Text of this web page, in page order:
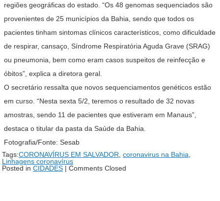
regiões geográficas do estado. “Os 48 genomas sequenciados são
provenientes de 25 municípios da Bahia, sendo que todos os
pacientes tinham sintomas clínicos característicos, como dificuldade
de respirar, cansaço, Síndrome Respiratória Aguda Grave (SRAG)
ou pneumonia, bem como eram casos suspeitos de reinfecção e
óbitos”, explica a diretora geral.
O secretário ressalta que novos sequenciamentos genéticos estão
em curso. “Nesta sexta 5/2, teremos o resultado de 32 novas
amostras, sendo 11 de pacientes que estiveram em Manaus”,
destaca o titular da pasta da Saúde da Bahia.
Fotografia/Fonte: Sesab
Tags:CORONAVÍRUS EM SALVADOR coronavirus na Bahia
Linhagens coronavírus
Posted in CIDADES | Comments Closed